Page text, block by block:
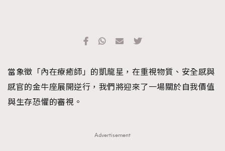
當象徵「內在療癒師」的凱龍星，在重視物質、安全感與
感官的金牛座展開逆行，我們將迎來了一場關於自我價值
與生存恐懼的審視。
Advertisement